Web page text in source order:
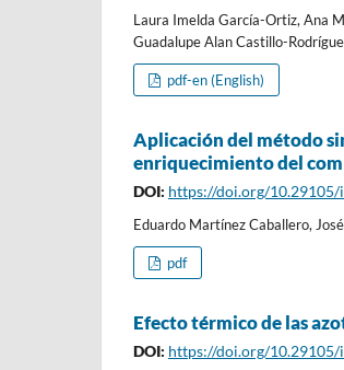
Laura Imelda García-Ortiz, Ana
Guadalupe Alan Castillo-
pdf-en (English)
Aplicación del método
enriquecimiento del
DOI: https://doi.org/
Eduardo Martínez Caballero,
pdf
Efecto térmico de las
DOI: https://doi.org/